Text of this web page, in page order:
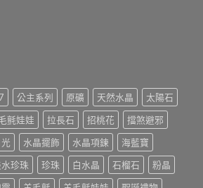
公主系列 原礦 天然水晶
太陽石
氈娃娃 拉長石 招桃花
擋煞避邪
水晶擺飾 水晶項鍊
海藍寶
水珍珠 珍珠 白水晶 石榴石
粉晶